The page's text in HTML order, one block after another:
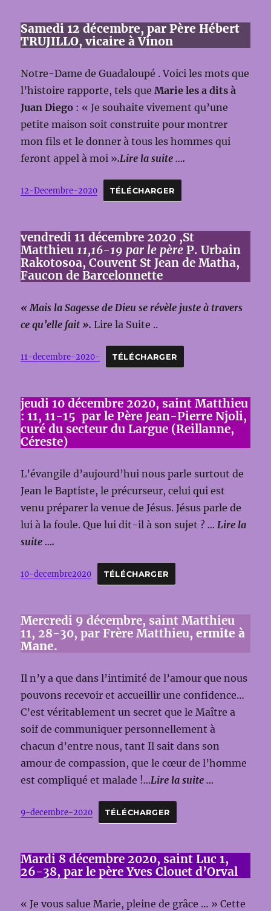
Samedi 12 décembre, par Père Hébert
TRUJILLO, vicaire à Vinon
Notre-Dame de Guadaloupé . Voici les mots que
l’histoire rapporte, tels queMarie les a dits à
Juan Diego : « Je souhaite vivement qu’une
petite maison soit construite pour montrer
mon fils et le donner à tous les hommes qui
feront appel à moi ».Lire la suite ….
12-Decembre-2020 TÉLÉCHARGER
vendredi 11 décembre 2020 ,St
Matthieu11,16-19 par le pèreP. Urbain
Rakotosoa, Couvent St Jean de Matha,
Faucon de Barcelonnette
« Mais la Sagesse de Dieu se révèle juste à travers
ce qu’elle fait ». Lire la Suite ..
11-decembre-2020- TÉLÉCHARGER
jeudi 10 décembre 2020, saint Matthieu
: 11, 11-15 par le Père Jean-Pierre Njoli,
curé du secteur du Largue (Reillanne,
Céreste)
L’évangile d’aujourd’hui nous parle surtout de
Jean le Baptiste, le précurseur, celui qui est
venu préparer la venue de Jésus. Jésus parle de
lui à la foule. Que lui dit-il à son sujet ?… Lire la
suite ….
10-decembre2020 TÉLÉCHARGER
Mercredi 9 décembre, saint Matthieu
11, 28-30, par Frère Matthieu, ermite à
Mane.
Il n’y a que dans l’intimité de l’amour que nous
pouvons recevoir et accueillir une confidence…
C’est véritablement un secret que le Maître a
soif de communiquer personnellement à
chacun d’entre nous, tant Il sait dans son
amour de compassion, que le cœur de l’homme
est compliqué et malade !…Lire la suite …
9-decembre-2020 TÉLÉCHARGER
Mardi 8 décembre 2020, saint Luc 1,
26-38, par le père Yves Clouet d’Orval
« Je vous salue Marie, pleine de grâce … » Cette